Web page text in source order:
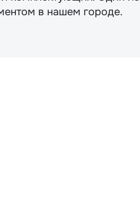
в нашем городе.